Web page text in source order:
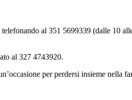
al 351 5699339 (dalle 10
al 327 4743920.
per perdersi insieme nella